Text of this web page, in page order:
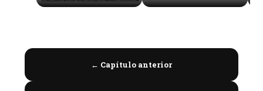
← Capítulo anterior